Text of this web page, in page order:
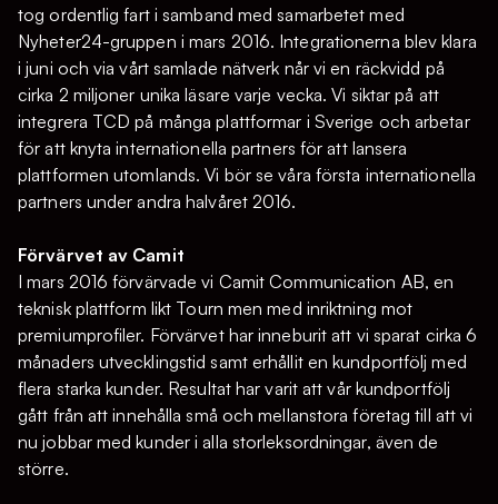
tog ordentlig fart i samband med samarbetet med
Nyheter24-gruppen i mars 2016. Integrationerna blev klara
i juni och via vårt samlade nätverk når vi en räckvidd på
cirka 2 miljoner unika läsare varje vecka. Vi siktar på att
integrera TCD på många plattformar i Sverige och arbetar
för att knyta internationella partners för att lansera
plattformen utomlands. Vi bör se våra första internationella
partners under andra halvåret 2016.
Förvärvet av Camit
I mars 2016 förvärvade vi Camit Communication AB, en
teknisk plattform likt Tourn men med inriktning mot
premiumprofiler. Förvärvet har inneburit att vi sparat cirka 6
månaders utvecklingstid samt erhållit en kundportfölj med
flera starka kunder. Resultat har varit att vår kundportfölj
gått från att innehålla små och mellanstora företag till att vi
nu jobbar med kunder i alla storleksordningar, även de
större.